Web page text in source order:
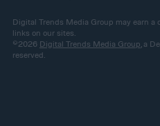
Digital Trends Media Group may earn
links on our sites.
©2026 Digital Trends Media Group , a
reserved.